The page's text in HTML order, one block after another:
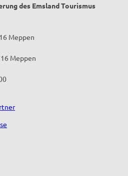
des Emsland Tourismus
Meppen
Meppen